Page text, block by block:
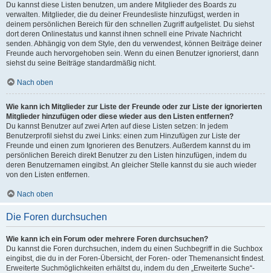
Du kannst diese Listen benutzen, um andere Mitglieder des Boards zu
verwalten. Mitglieder, die du deiner Freundesliste hinzufügst, werden in
deinem persönlichen Bereich für den schnellen Zugriff aufgelistet. Du siehst
dort deren Onlinestatus und kannst ihnen schnell eine Private Nachricht
senden. Abhängig von dem Style, den du verwendest, können Beiträge deiner
Freunde auch hervorgehoben sein. Wenn du einen Benutzer ignorierst, dann
siehst du seine Beiträge standardmäßig nicht.
Nach oben
Wie kann ich Mitglieder zur Liste der Freunde oder zur Liste der ignorierten
Mitglieder hinzufügen oder diese wieder aus den Listen entfernen?
Du kannst Benutzer auf zwei Arten auf diese Listen setzen: In jedem
Benutzerprofil siehst du zwei Links: einen zum Hinzufügen zur Liste der
Freunde und einen zum Ignorieren des Benutzers. Außerdem kannst du im
persönlichen Bereich direkt Benutzer zu den Listen hinzufügen, indem du
deren Benutzernamen eingibst. An gleicher Stelle kannst du sie auch wieder
von den Listen entfernen.
Nach oben
Die Foren durchsuchen
Wie kann ich ein Forum oder mehrere Foren durchsuchen?
Du kannst die Foren durchsuchen, indem du einen Suchbegriff in die Suchbox
eingibst, die du in der Foren-Übersicht, der Foren- oder Themenansicht findest.
Erweiterte Suchmöglichkeiten erhältst du, indem du den „Erweiterte Suche“-